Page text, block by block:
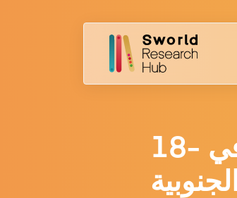
18- تجربة من خلال مراكز متعدّدة لإيواء النازحين في